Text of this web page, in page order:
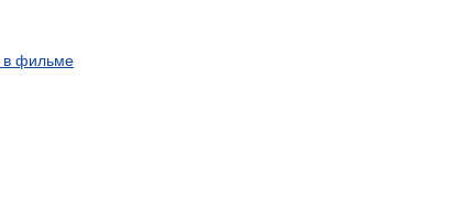
в фильме